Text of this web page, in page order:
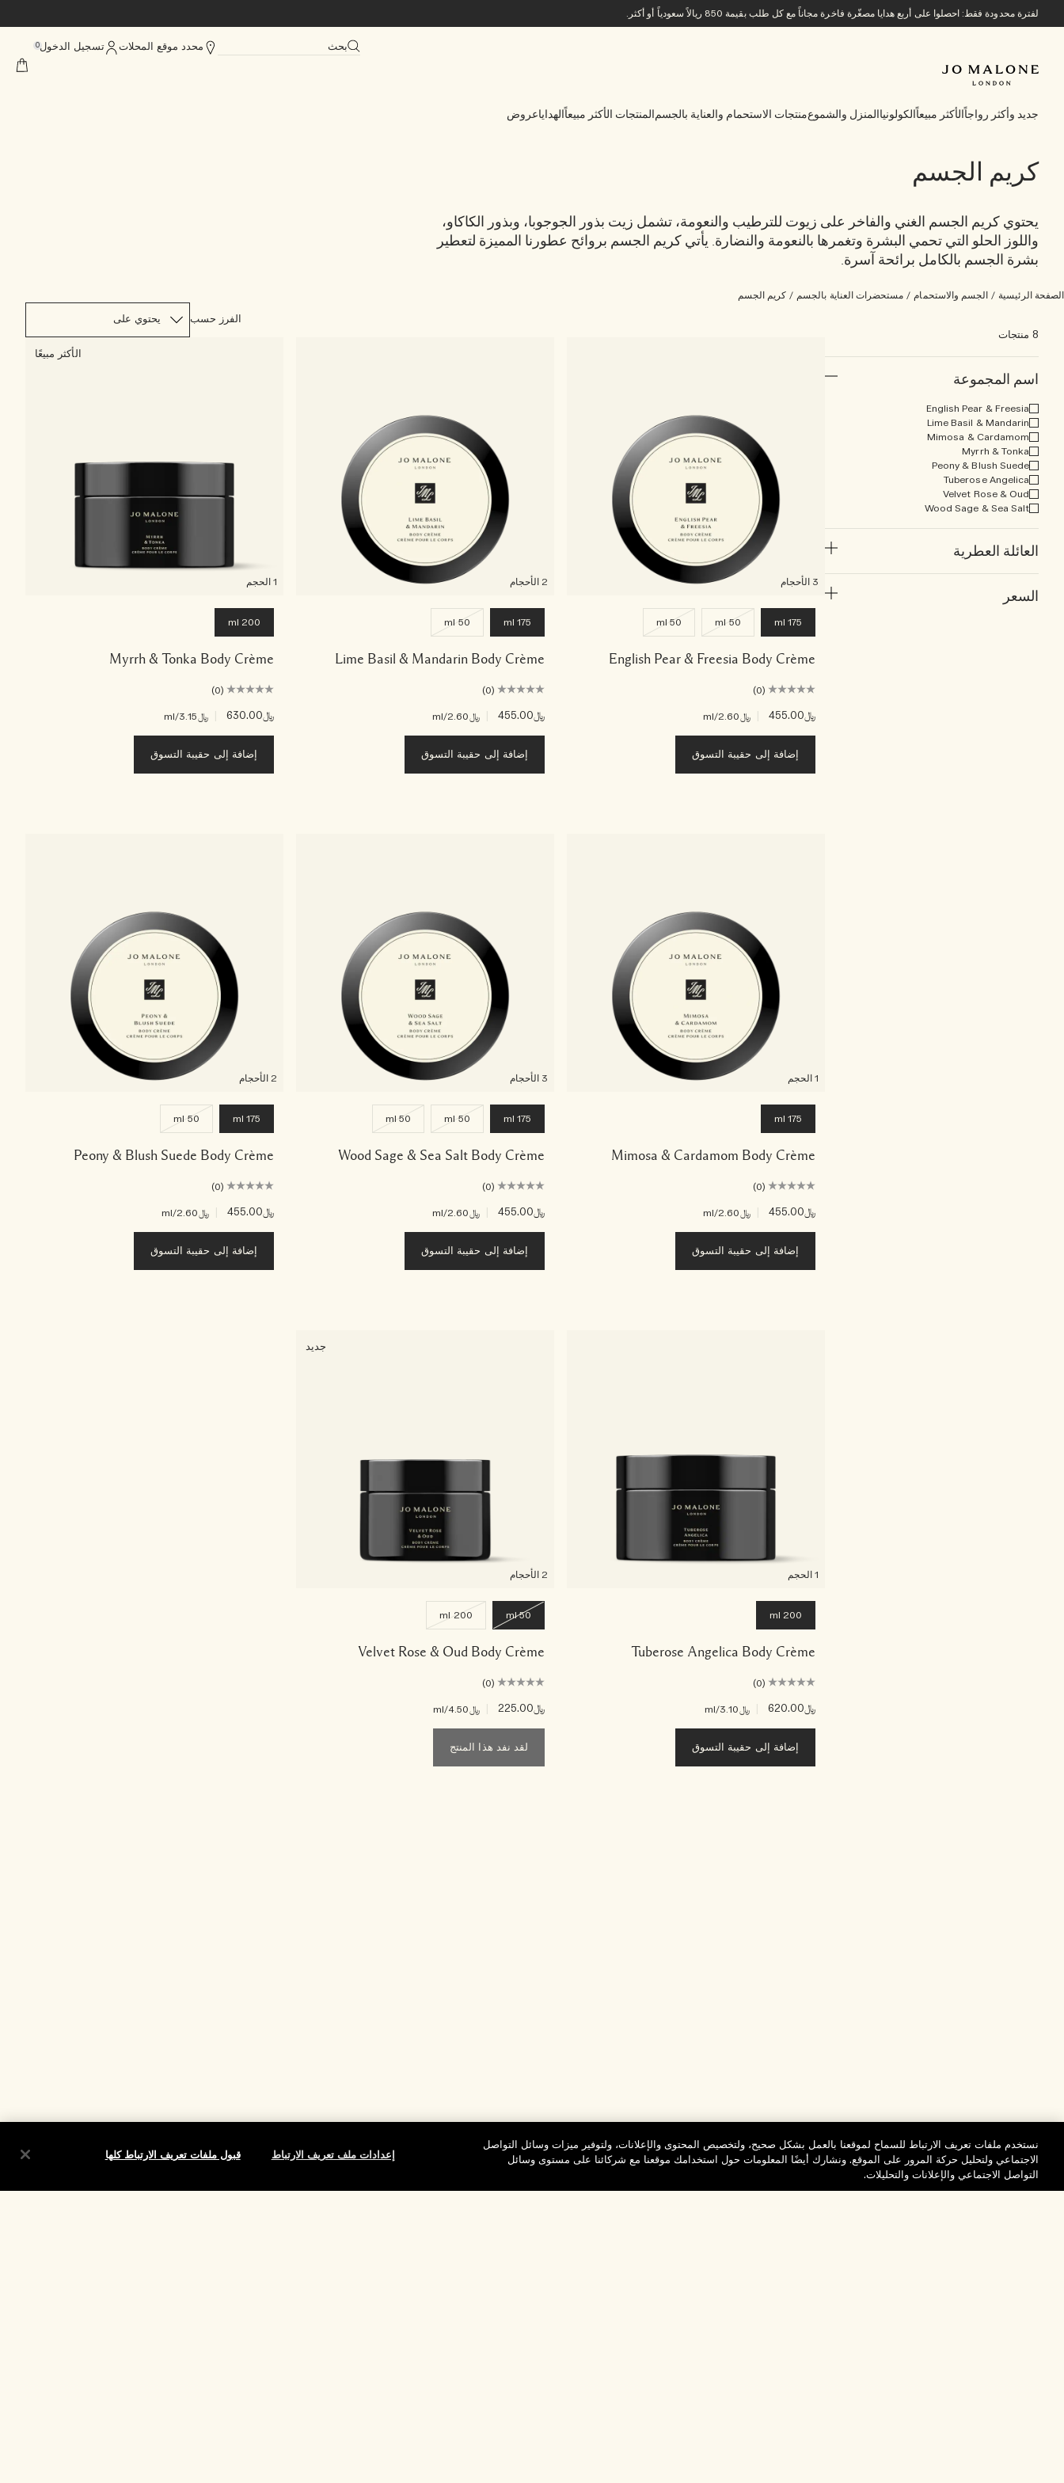
لفترة محدودة فقط: احصلوا على أربع هدايا مصغّرة فاخرة مجاناً مع كل طلب بقيمة 850 ريالاً سعودياً أو أكثر.
بحث محدد موقع المحلات تسجيل الدخول0
جديد وأكثر رواجاً الأكثر مبيعاً الكولونيا المنزل والشموعمنتجات الاستحمام والعناية بالجسم المنتجات الأكثر مبيعاً الهداياعروض
كريم الجسم
يحتوي كريم الجسم الغني والفاخر على زيوت للترطيب والنعومة، تشمل زيت بذور الجوجوبا، وبذور الكاكاو،
واللوز الحلو التي تحمي البشرة وتغمرها بالنعومة والنضارة. يأتي كريم الجسم بروائح عطورنا المميزة لتعطير
بشرة الجسم بالكامل برائحة آسرة.
الصفحة الرئيسية / الجسم والاستحمام / مستحضرات العناية بالجسم / كريم الجسم
8 منتجات
اسم المجموعة
English Pear & Freesia
Lime Basil & Mandarin
Mimosa & Cardamom
Myrrh & Tonka
Peony & Blush Suede
Tuberose Angelica
Velvet Rose & Oud
Wood Sage & Sea Salt
العائلة العطرية
السعر
الفرز حسب
3 الأحجام
175 ml
50 ml
50 ml
English Pear & Freesia Body Crème
(0)
﷼455.00 ﷼2.60 /ml
إضافة إلى حقيبة التسوق
2 الأحجام
175 ml
50 ml
Lime Basil & Mandarin Body Crème
(0)
﷼455.00 ﷼2.60 /ml
إضافة إلى حقيبة التسوق
الأكثر مبيعًا
1 الحجم
200 ml
Myrrh & Tonka Body Crème
(0)
﷼630.00 ﷼3.15 /ml
إضافة إلى حقيبة التسوق
1 الحجم
175 ml
Mimosa & Cardamom Body Crème
(0)
﷼455.00 ﷼2.60 /ml
إضافة إلى حقيبة التسوق
3 الأحجام
175 ml
50 ml
50 ml
Wood Sage & Sea Salt Body Crème
(0)
﷼455.00 ﷼2.60 /ml
إضافة إلى حقيبة التسوق
2 الأحجام
175 ml
50 ml
Peony & Blush Suede Body Crème
(0)
﷼455.00 ﷼2.60 /ml
إضافة إلى حقيبة التسوق
1 الحجم
200 ml
Tuberose Angelica Body Crème
(0)
﷼620.00 ﷼3.10 /ml
إضافة إلى حقيبة التسوق
جديد
2 الأحجام
50 ml
200 ml
Velvet Rose & Oud Body Crème
(0)
﷼225.00 ﷼4.50 /ml
لقد نفد هذا المنتج
نستخدم ملفات تعريف الارتباط للسماح لموقعنا بالعمل بشكل صحيح، ولتخصيص المحتوى والإعلانات، ولتوفير ميزات وسائل التواصل
الاجتماعي ولتحليل حركة المرور على الموقع. ونشارك أيضًا المعلومات حول استخدامك موقعنا مع شركائنا على مستوى وسائل
التواصل الاجتماعي والإعلانات والتحليلات.
إعدادات ملف تعريف الارتباط قبول ملفات تعريف الارتباط كلها